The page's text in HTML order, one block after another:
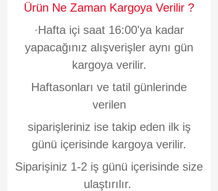
Ürün Ne Zaman Kargoya Verilir ?
·Hafta içi saat 16:00'ya kadar
yapacağınız alışverişler aynı gün
kargoya verilir.
Haftasonları ve tatil günlerinde
verilen
siparişleriniz ise takip eden ilk iş
günü içerisinde kargoya verilir.
Siparişiniz 1-2 iş günü içerisinde size
ulaştırılır.